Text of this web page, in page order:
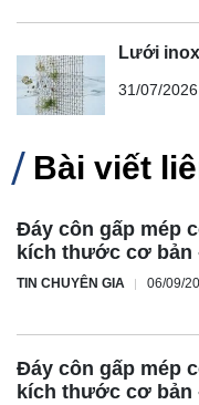
Lưới
31/07/2026
Bài viết
Đáy côn gấp mép
kích thước cơ bản
TIN CHUYÊN GIA 06/09/
Đáy côn gấp mép
kích thước cơ bản